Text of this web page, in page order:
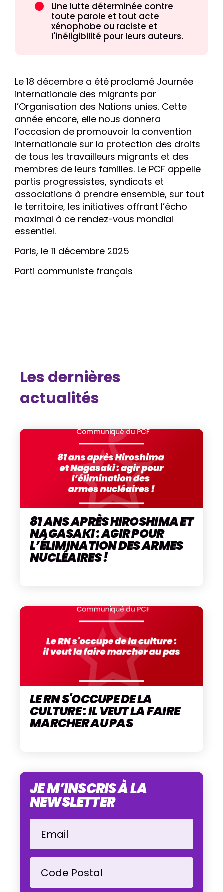
Une lutte déterminée contre
toute parole et tout acte
xénophobe ou raciste et
l'inéligibilité pour leurs auteurs.
Le 18 décembre a été proclamé Journée
internationale des migrants par
l’Organisation des Nations unies. Cette
année encore, elle nous donnera
l’occasion de promouvoir la convention
internationale sur la protection des droits
de tous les travailleurs migrants et des
membres de leurs familles. Le PCF appelle
partis progressistes, syndicats et
associations à prendre ensemble, sur tout
le territoire, les initiatives offrant l’écho
maximal à ce rendez-vous mondial
essentiel.
Paris, le 11 décembre 2025
Parti communiste français
Les dernières
actualités
81 ANS APRÈS HIROSHIMA ET
NAGASAKI : AGIR POUR
L’ÉLIMINATION DES ARMES
NUCLÉAIRES !
LE RN S'OCCUPE DE LA
CULTURE : IL VEUT LA FAIRE
MARCHER AU PAS
JE M’INSCRIS À LA
NEWSLETTER
Email
Code Postal